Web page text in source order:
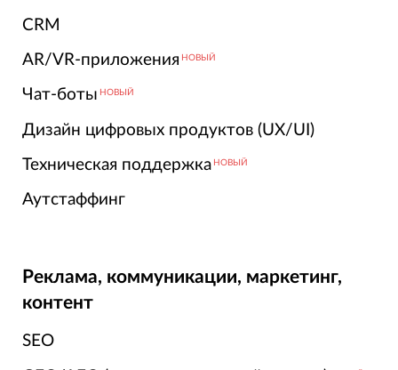
CRM
AR/VR-приложения НОВЫЙ
Чат-боты НОВЫЙ
Дизайн цифровых продуктов (UX/UI)
Техническая поддержка НОВЫЙ
Аутстаффинг
Реклама, коммуникации, маркетинг,
контент
SEO